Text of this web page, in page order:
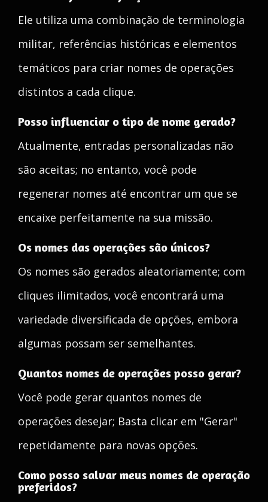
Ele utiliza uma combinação de terminologia
militar, referências históricas e elementos
temáticos para criar nomes de operações
distintos a cada clique.
Posso influenciar o tipo de nome gerado?
Atualmente, entradas personalizadas não
são aceitas; no entanto, você pode
regenerar nomes até encontrar um que se
encaixe perfeitamente na sua missão.
Os nomes das operações são únicos?
Os nomes são gerados aleatoriamente; com
cliques ilimitados, você encontrará uma
variedade diversificada de opções, embora
algumas possam ser semelhantes.
Quantos nomes de operações posso gerar?
Você pode gerar quantos nomes de
operações desejar; Basta clicar em "Gerar"
repetidamente para novas opções.
Como posso salvar meus nomes de operação
preferidos?